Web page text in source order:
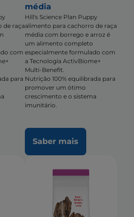
de raça
com
para
média
Hill's Science Plan Puppy
alimento para cachorro de raça
média com borrego e arroz é
um alimento completo
especialmente formulado com
a Tecnologia ActivBiome+
Multi-Benefit.
Nutrição 100% equilibrada para
promover um ótimo
crescimento e o sistema
imunitário.
Saber mais